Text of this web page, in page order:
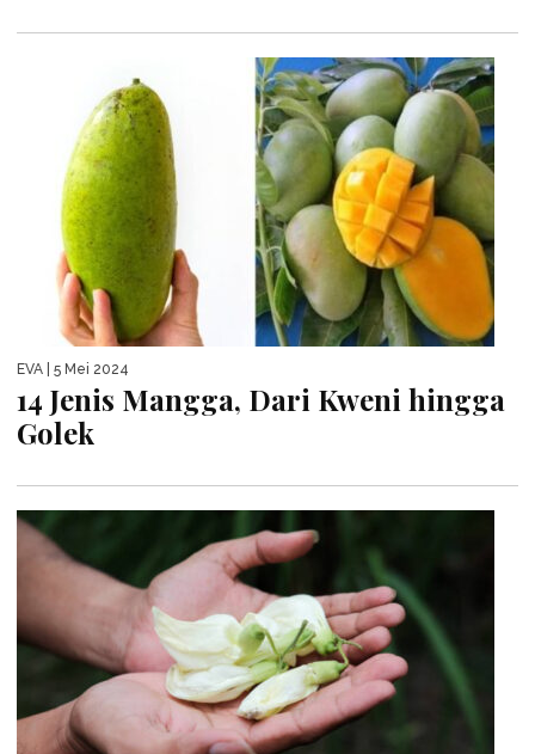
EVA | 5 Mei 2024
14 Jenis Mangga, Dari Kweni hingga
Golek